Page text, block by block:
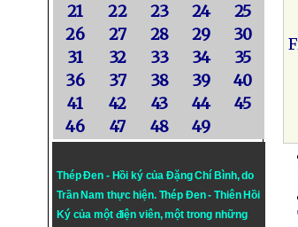
21
22 23 24
25
26
27 28 29
30
31
32 33 34
35
36
37 38 39
40
41
42 43 44
45
46
47 48 49
Thép Đen - Hồi ký của Đặng Chí Bình, do
Trần Nam thực hiện. Thép Đen- Thiên Hồi
Ký của một điện viên, một trong những